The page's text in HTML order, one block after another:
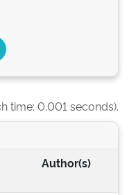
time: 0.001 seconds).
Author(s)